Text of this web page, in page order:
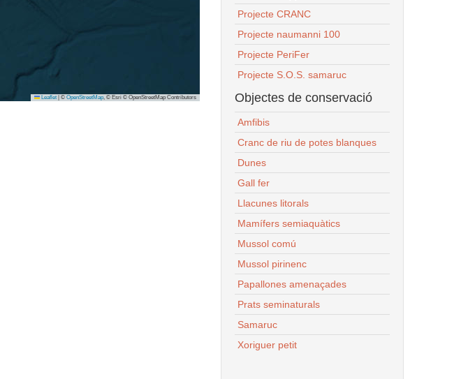
Leaflet © OpenStreetMap, © Esri © OpenStreetMap Contributors
Projecte CRANC
Projecte naumanni 100
Projecte PeriFer
Projecte S.O.S. samaruc
Objectes de conservació
Amfibis
Cranc de riu de potes blanques
Dunes
Gall fer
Llacunes litorals
Mamífers semiaquàtics
Mussol comú
Mussol pirinenc
Papallones amenaçades
Prats seminaturals
Samaruc
Xoriguer petit